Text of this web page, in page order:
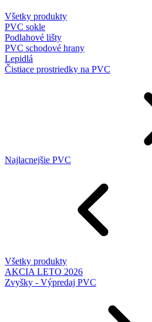
Všetky produkty
PVC sokle
Podlahové lišty
PVC schodové hrany
Lepidlá
Čistiace prostriedky na PVC
Najlacnejšie PVC
Všetky produkty
AKCIA LETO 2026
Zvyšky - Výpredaj PVC